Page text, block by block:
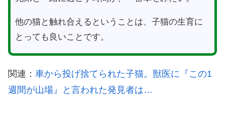
他の猫と触れ合えるということは、子猫の生育に
とっても良いことです。
関連： 車から投げ捨てられた子猫。獣医に『この1
週間が山場』と言われた発見者は…